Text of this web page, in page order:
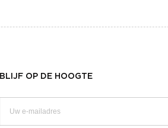
BLIJF OP DE HOOGTE